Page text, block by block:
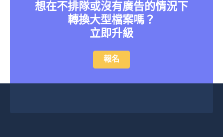
想在不排隊或沒有廣告的情況下
轉換大型檔案嗎？
立即升級
報名